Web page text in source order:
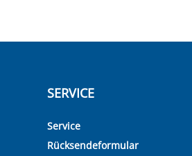
SERVICE
Service
Rücksendeformular